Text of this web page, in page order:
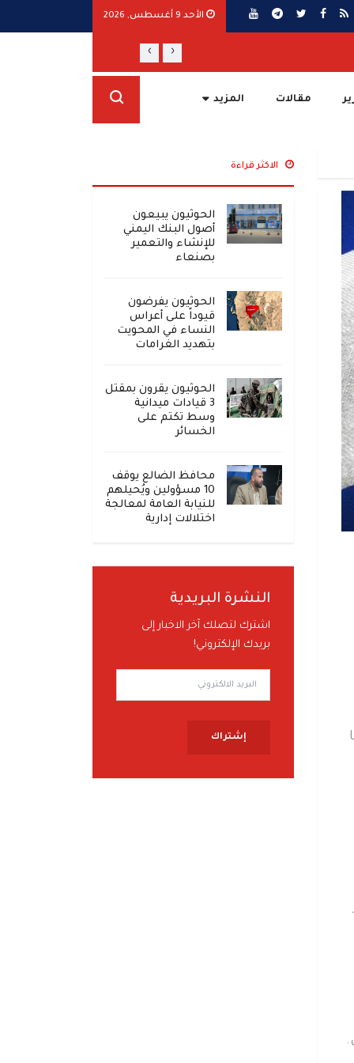
الأحد 9 أغسطس, 2026
مدفعية الحوثيين تدك قرى الضالع
‹
›
مقالات المزيد
الاكثر قراءة
الحوثيون يبيعون
أصول البنك اليمني
للإنشاء والتعمير
بصنعاء
الحوثيون يفرضون
قيوداً على أعراس
النساء في المحويت
بتهديد الغرامات
الحوثيون يقرون بمقتل
3 قيادات ميدانية
وسط تكتم على
الخسائر
محافظ الضالع يوقف
10 مسؤولين ويُحيلهم
للنيابة العامة لمعالجة
اختلالات إدارية
النشرة البريدية
اشترك لتصلك آخر الاخبار إلى
بريدك الإلكتروني!
إشتراك